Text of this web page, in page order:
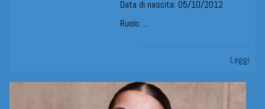
Data di nascita: 05/10/2012
Ruolo: ...
Leggi